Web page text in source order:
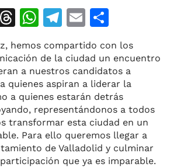
T
re
a
d
s
W
at
s
A
p
p
T
e
gr
a
m
E
m
ai
l
m
p
ar
ti
r
hemos compartido con los
de la ciudad un encuentro
a nuestros candidatos a
quienes aspiran a liderar la
a quienes estarán detrás
representándonos a todos
transformar esta ciudad en un
Para ello queremos llegar a
de Valladolid y culminar
que ya es imparable.